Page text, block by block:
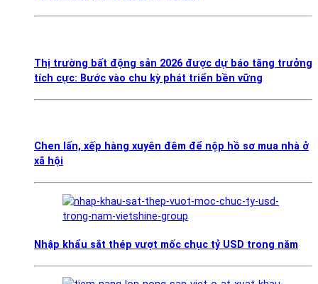
Thị trường bất động sản 2026 được dự báo tăng trưởng
tích cực: Bước vào chu kỳ phát triển bền vững
Chen lấn, xếp hàng xuyên đêm để nộp hồ sơ mua nhà ở
xã hội
Nhập khẩu sắt thép vượt mốc chục tỷ USD trong năm